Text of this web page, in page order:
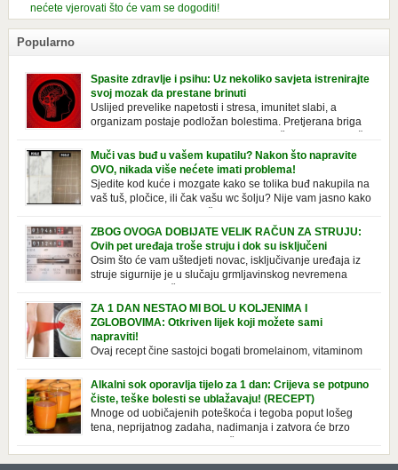
nećete vjerovati što će vam se dogoditi!
Popularno
Spasite zdravlje i psihu: Uz nekoliko savjeta istrenirajte
svoj mozak da prestane brinuti
Uslijed prevelike napetosti i stresa, imunitet slabi, a
organizam postaje podložan bolestima. Pretjerana briga
ostavlja posljedice na mentalno i na fizičko zdravlje. Može
izazvati stres, depresiju, umor i loše zdravstveno stanje. Jeste li znali da
pretjerana briga može povećati broj otkucaja srca, otežati disanje i
izazvati bljedilo lica? Krv se povlači s površine i odlazi […]
Muči vas buđ u vašem kupatilu? Nakon što napravite
OVO, nikada više nećete imati problema!
Sjedite kod kuće i mozgate kako se tolika buđ nakupila na
vaš tuš, pločice, ili čak vašu wc šolju? Nije vam jasno kako
se stvorila tamo, no ono što vam je sigurno jasno je da to
ne izgleda nikako lijepo. Na svu sreću, donosimo vam jednostavan
pripravak koji sami možete napraviti u vašem domu, a […]
ZBOG OVOGA DOBIJATE VELIK RAČUN ZA STRUJU:
Ovih pet uređaja troše struju i dok su isključeni
Osim što će vam uštedjeti novac, isključivanje uređaja iz
struje sigurnije je u slučaju grmljavinskog nevremena
Znate li da vaši kućanski aparati vode tajni život dok su isključeni? Ovo
je popis uređaja koji troše električnu energiju čak i kada su u stanju
mirovanja: Punjač mobitela […]
ZA 1 DAN NESTAO MI BOL U KOLJENIMA I
ZGLOBOVIMA: Otkriven lijek koji možete sami
napraviti!
Ovaj recept čine sastojci bogati bromelainom, vitaminom
bolna koljena i zglobove, već i jačaju tetive i ligamente. Iako se
uglavnom javlja u starijoj dobi, zbog starenja ligamenata i zglobova, to
se takođe može pripisati lošem držanju ili nošenju neprikladne obuće
duže vrijeme. Srećom, tu je efektan prirodni […]
Alkalni sok oporavlja tijelo za 1 dan: Crijeva se potpuno
čiste, teške bolesti se ublažavaju! (RECEPT)
Mnoge od uobičajenih poteškoća i tegoba poput lošeg
tena, neprijatnog zadaha, nadimanja i zatvora će brzo
namirnice u pravilnoj razmjeri. U savremenoj ishrani, pak, dominira